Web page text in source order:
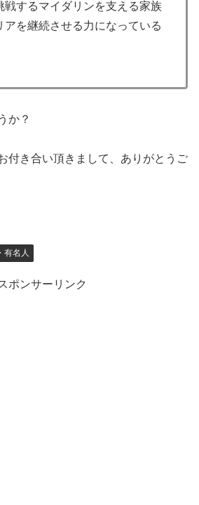
戦するマイダリンを支える家族
アを継続させる力になっている
か？
付き合い頂きまして、ありがとうご
有名人
ポンサーリンク